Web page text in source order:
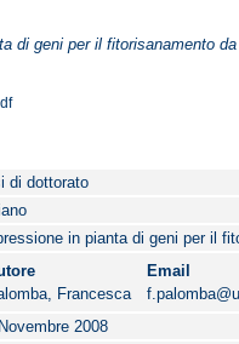
di geni per il fitorisanamento da
di dottorato
in pianta di geni per il
Email
Francesca
2008